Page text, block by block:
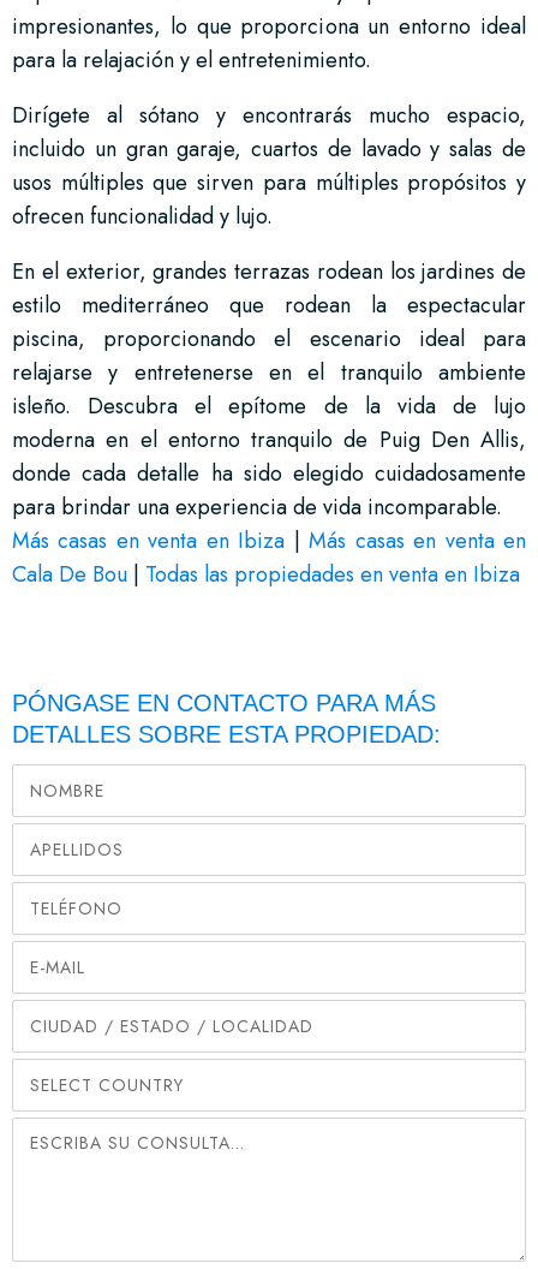
impresionantes, lo que proporciona un entorno ideal
para la relajación y el entretenimiento.
Dirígete al sótano y encontrarás mucho espacio,
incluido un gran garaje, cuartos de lavado y salas de
usos múltiples que sirven para múltiples propósitos y
ofrecen funcionalidad y lujo.
En el exterior, grandes terrazas rodean los jardines de
estilo mediterráneo que rodean la espectacular
piscina, proporcionando el escenario ideal para
relajarse y entretenerse en el tranquilo ambiente
isleño. Descubra el epítome de la vida de lujo
moderna en el entorno tranquilo de Puig Den Allis,
donde cada detalle ha sido elegido cuidadosamente
para brindar una experiencia de vida incomparable.
Más casas en venta en Ibiza |Más casas en venta en
Cala De Bou | Todas las propiedades en venta en Ibiza
PÓNGASE EN CONTACTO PARA MÁS
DETALLES SOBRE ESTA PROPIEDAD: